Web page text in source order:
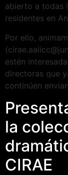
abierto a todas
residentes en
Por ello,
estén
directoras que
continúen
la
CIRAE